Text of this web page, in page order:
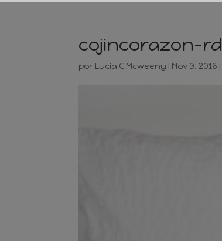
cojincorazon-rd
por Lucía C Mcweeny | Nov 9, 2016 |